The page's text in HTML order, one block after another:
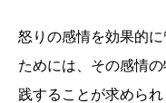
怒りの感情を効果的
ためには、その感情
践することが求めら